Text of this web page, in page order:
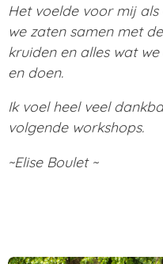
Het voelde voor mij
we zaten samen met
kruiden en alles wat
en doen.
Ik voel heel veel
volgende workshops.
~Elise Boulet ~